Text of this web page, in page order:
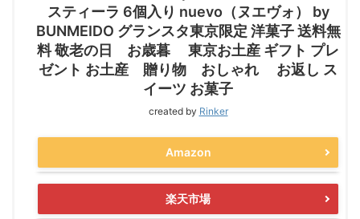
スティーラ 6個入り nuevo（ヌエヴォ） by
BUNMEIDO グランスタ東京限定 洋菓子 送料無
料 敬老の日 お歳暮 東京お土産 ギフト プレ
ゼント お土産 贈り物 おしゃれ お返し ス
イーツ お菓子
created by Rinker
Amazon
楽天市場